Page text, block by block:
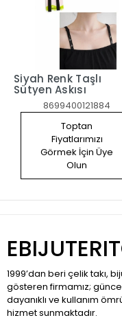
Siyah Renk Taşlı
Sütyen Askısı
8699400121884
Toptan
Fiyatlarımızı
Görmek İçin Üye
Olun
1999’dan beri çelik takı,
gösteren firmamız;
dayanıklı ve kullanım
hizmet sunmaktadır.